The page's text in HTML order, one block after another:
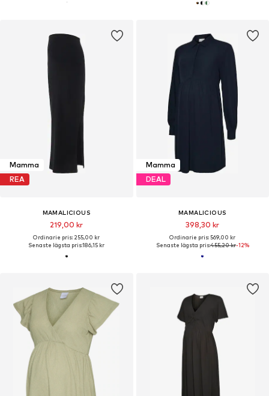
Mamma
REA
MAMALICIOUS
219,00 kr
Ordinarie pris: 255,00 kr
Senaste lägsta pris:186,15 kr
Mamma
DEAL
MAMALICIOUS
398,30 kr
Ordinarie pris: 569,00 kr
Senaste lägsta pris:455,20 kr-12%